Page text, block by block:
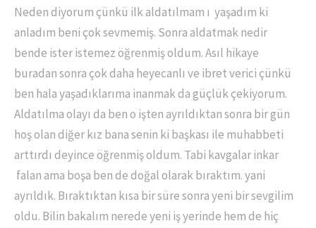
Neden diyorum çünkü ilk aldatılmam ı yaşadım ki
anladım beni çok sevmemiş. Sonra aldatmak nedir
bende ister istemez öğrenmiş oldum. Asıl hikaye
buradan sonra çok daha heyecanlı ve ibret verici çünkü
ben hala yaşadıklarıma inanmak da güçlük çekiyorum.
Aldatılma olayı da ben o işten ayrıldıktan sonra bir gün
hoş olan diğer kız bana senin ki başkası ile muhabbeti
arttırdı deyince öğrenmiş oldum. Tabi kavgalar inkar
falan ama boşa ben de doğal olarak bıraktım. yani
ayrıldık. Bıraktıktan kısa bir süre sonra yeni bir sevgilim
oldu. Bilin bakalım nerede yeni iş yerinde hem de hiç